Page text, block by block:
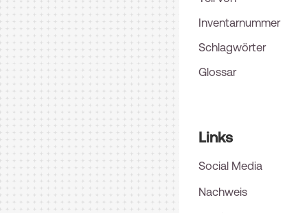
Inventarnummer
Schlagwörter
Glossar
Links
Social Media
Nachweis